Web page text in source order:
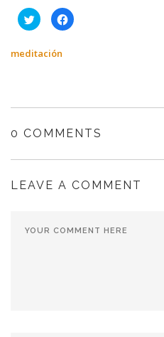
Haz
clic
en
Twitter
nueva)
Haz
clic
nueva)
meditación
0 COMMENTS
LEAVE A COMMENT